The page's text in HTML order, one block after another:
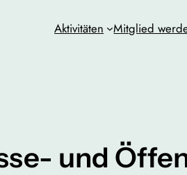
Aktivitäten Mitglied
und